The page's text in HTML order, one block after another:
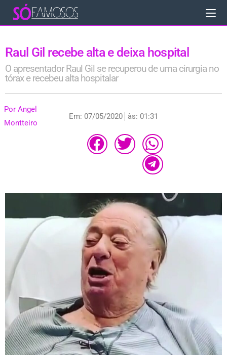
Raul Gil recebe alta e deixa hospital
O apresentador Raul Gil se recuperou de uma cirurgia no
tórax e recebeu alta hospitalar
Por Angel
Montteiro
Em: 07/05/2020 às: 01:31